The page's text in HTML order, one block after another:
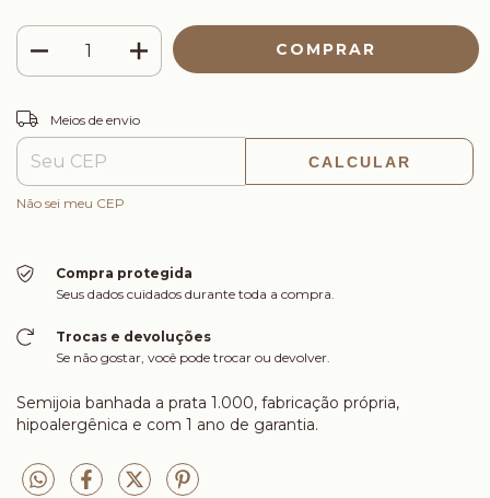
Entregas para o CEP:
Meios de envio
CALCULAR
Não sei meu CEP
Compra protegida
Seus dados cuidados durante toda a compra.
Trocas e devoluções
Se não gostar, você pode trocar ou devolver.
Semijoia banhada a prata 1.000, fabricação própria,
hipoalergênica e com 1 ano de garantia.